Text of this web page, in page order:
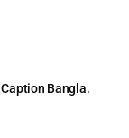
Caption Bangla.